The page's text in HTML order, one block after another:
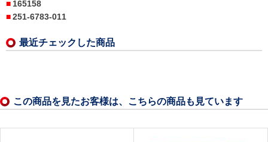
165158
251-6783-011
最近チェックした商品
この商品を見たお客様は、こちらの商品も見ています